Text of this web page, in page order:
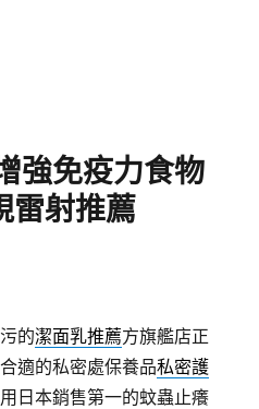
強免疫力食物
雷射推薦
的潔面乳推薦方旗艦店正
適的私密處保養品私密護
日本銷售第一的蚊蟲止癢